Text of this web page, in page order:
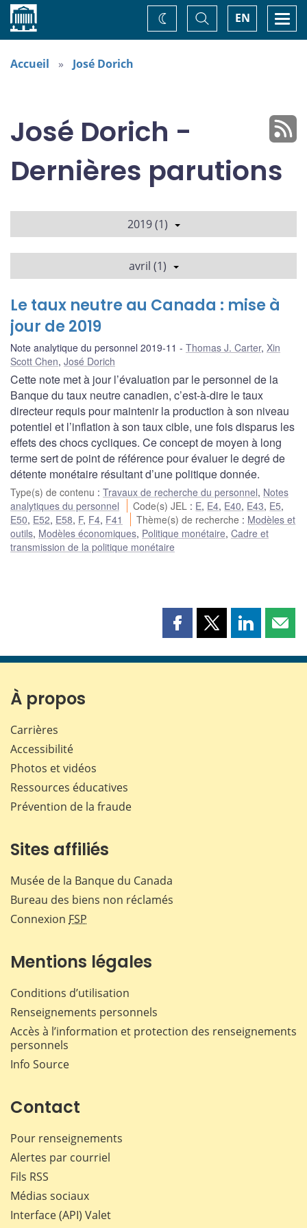
Accueil EN
Basculer
la
recherche
Changez
de
Accueil José Dorich
José Dorich -
Dernières parutions
2019 (1)
avril (1)
Le taux neutre au Canada : mise à
jour de 2019
Note analytique du personnel 2019-11 Thomas J. Carter, Xin
Scott Chen, José Dorich
Cette note met à jour l’évaluation par le personnel de la
Banque du taux neutre canadien, c’est-à-dire le taux
directeur requis pour maintenir la production à son niveau
potentiel et l’inflation à son taux cible, une fois disparus les
effets des chocs cycliques. Ce concept de moyen à long
terme sert de point de référence pour évaluer le degré de
détente monétaire résultant d’une politique donnée.
Type(s) de contenu : Travaux de recherche du personnel, Notes
analytiques du personnel
Code(s) JEL : E, E4, E40, E43, E5,
E50, E52, E58, F, F4, F41 Thème(s) de recherche : Modèles et
outils, Modèles économiques, Politique monétaire, Cadre et
transmission de la politique monétaire
Partager
page
Partager
page
Partager
page page
À propos
Carrières
Accessibilité
Photos et vidéos
Ressources éducatives
Prévention de la fraude
Sites affiliés
Musée de la Banque du Canada
Bureau des biens non réclamés
Connexion FSP
Mentions légales
Conditions d’utilisation
Renseignements personnels
Accès à l’information et protection des renseignements
personnels
Info Source
Contact
Pour renseignements
Alertes par courriel
Fils RSS
Médias sociaux
Interface (API) Valet